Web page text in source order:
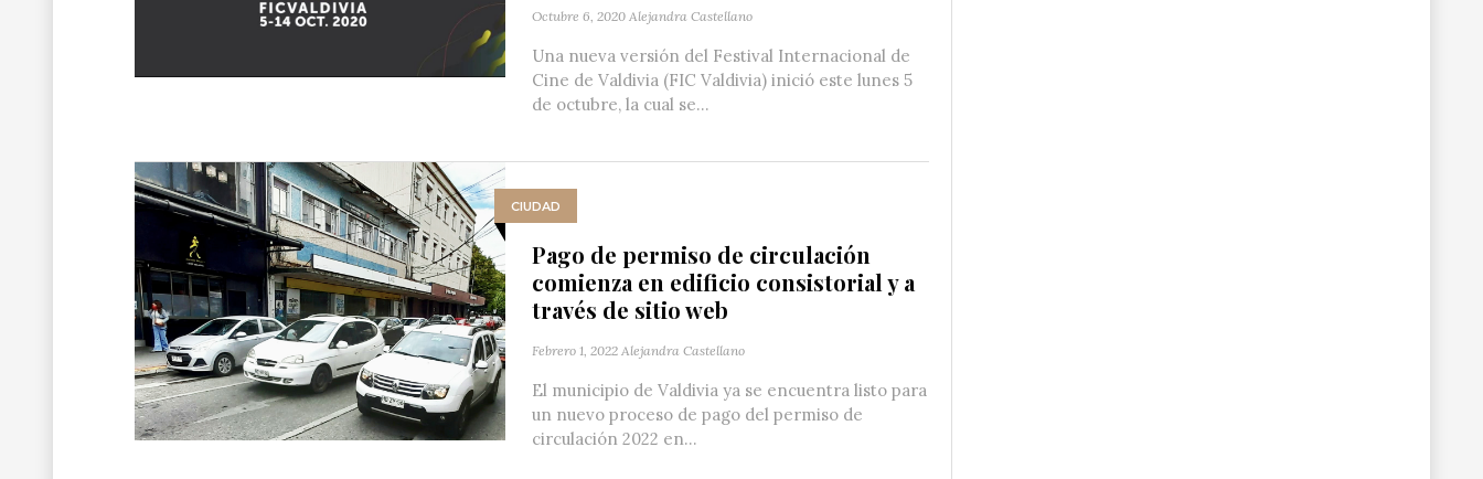
Octubre 6, 2020 Alejandra Castellano
Una nueva versión del Festival Internacional de
Cine de Valdivia (FIC Valdivia) inició este lunes 5
de octubre, la cual se...
CIUDAD
Pago de permiso de circulación
comienza en edificio consistorial y a
través de sitio web
Febrero 1, 2022 Alejandra Castellano
El municipio de Valdivia ya se encuentra listo para
un nuevo proceso de pago del permiso de
circulación 2022 en...